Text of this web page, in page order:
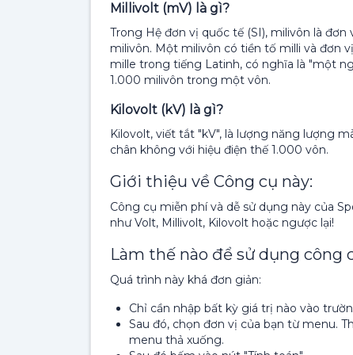
Millivolt (mV) là gì?
Trong Hệ đơn vị quốc tế (SI), milivôn là
milivôn. Một milivôn có tiền tố milli và đơn
mille trong tiếng Latinh, có nghĩa là "một
1.000 milivôn trong một vôn.
Kilovolt (kV) là gì?
Kilovolt, viết tắt "kV", là lượng năng lượng
chân không với hiệu điện thế 1.000 vôn.
Giới thiệu về Công cụ này:
Công cụ miễn phí và dễ sử dụng này của
như Volt, Millivolt, Kilovolt hoặc ngược lại!
Làm thế nào để sử dụng công
Quá trình này khá đơn giản:
Chỉ cần nhập bất kỳ giá trị nào vào
Sau đó, chọn đơn vị của bạn từ menu.
menu thả xuống.